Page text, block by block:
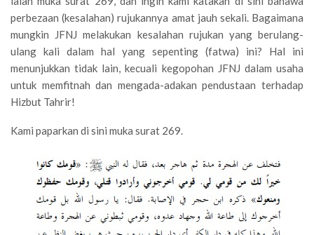
perbezaan (kesalahan) rujukannya amat jauh sekali. Bagaimana
mungkin JFNJ melakukan kesalahan rujukan yang berulang-
ulang kali dalam hal yang sepenting (fatwa) ini? Hal ini
menunjukkan tidak lain, kecuali kegopohan JFNJ dalam usaha
untuk memfitnah dan mengada-adakan pendustaan terhadap
Hizbut Tahrir!
Kami paparkan di sini muka surat 269.